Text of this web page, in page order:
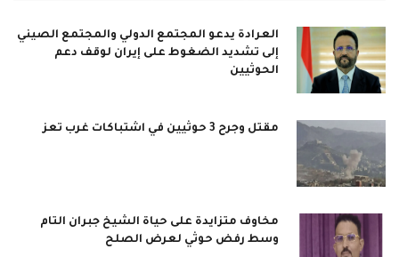
العرادة يدعو المجتمع الدولي والمجتمع الصيني
إلى تشديد الضغوط على إيران لوقف دعم
الحوثيين
مقتل وجرح 3 حوثيين في اشتباكات غرب تعز
مخاوف متزايدة على حياة الشيخ جبران التام
وسط رفض حوثي لعرض الصلح